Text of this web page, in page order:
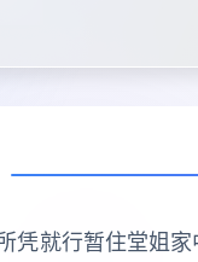
凭就行暂住堂姐